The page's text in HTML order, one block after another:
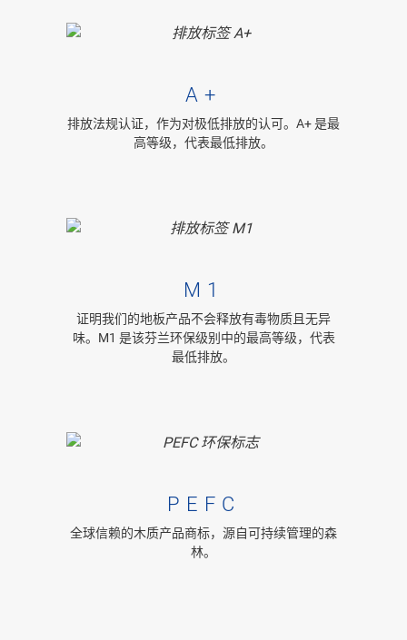
A+
排放法规认证，作为对极低排放的认可。A+ 是最
高等级，代表最低排放。
M1
证明我们的地板产品不会释放有毒物质且无异
味。M1 是该芬兰环保级别中的最高等级，代表
最低排放。
PEFC
全球信赖的木质产品商标，源自可持续管理的森
林。